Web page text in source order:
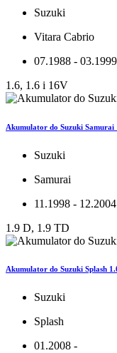
Suzuki
Vitara Cabrio
07.1988 - 03.1999
1.6, 1.6 i 16V
Akumulator do Suzuki Samurai
Suzuki
Samurai
11.1998 - 12.2004
1.9 D, 1.9 TD
Akumulator do Suzuki Splash
Suzuki
Splash
01.2008 -